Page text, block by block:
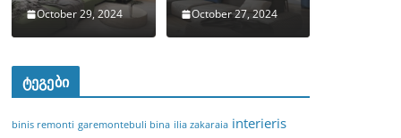
October 29, 2024 October 27, 2024
ტეგები
binis remonti garemontebuli bina ilia zakaraia interieris